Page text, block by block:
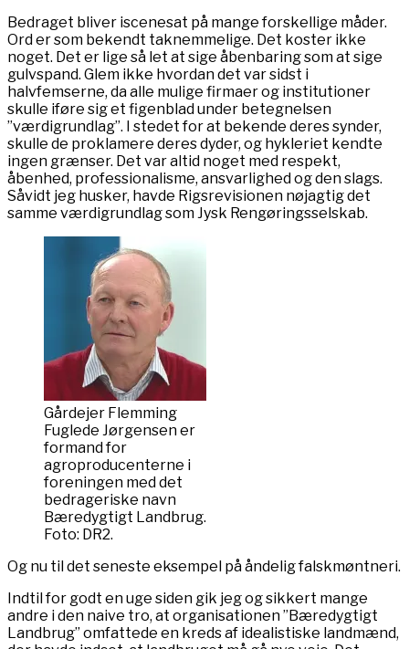
Bedraget bliver iscenesat på mange forskellige måder.
Ord er som bekendt taknemmelige. Det koster ikke
noget. Det er lige så let at sige åbenbaring som at sige
gulvspand. Glem ikke hvordan det var sidst i
halvfemserne, da alle mulige firmaer og institutioner
skulle iføre sig et figenblad under betegnelsen
”værdigrundlag”. I stedet for at bekende deres synder,
skulle de proklamere deres dyder, og hykleriet kendte
ingen grænser. Det var altid noget med respekt,
åbenhed, professionalisme, ansvarlighed og den slags.
Såvidt jeg husker, havde Rigsrevisionen nøjagtig det
samme værdigrundlag som Jysk Rengøringsselskab.
Gårdejer Flemming
Fuglede Jørgensen er
formand for
agroproducenterne i
foreningen med det
bedrageriske navn
Bæredygtigt Landbrug.
Foto: DR2.
Og nu til det seneste eksempel på åndelig falskmøntneri.
Indtil for godt en uge siden gik jeg og sikkert mange
andre i den naive tro, at organisationen ”Bæredygtigt
Landbrug” omfattede en kreds af idealistiske landmænd,